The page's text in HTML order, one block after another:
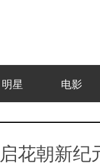
明星 电影
花朝新